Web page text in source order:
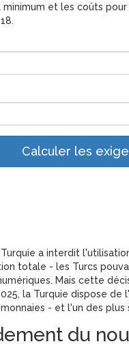
et les coûts
Calculer les
a interdit
totale - les Turcs
Mais cette
la Turquie dispose
- et l'un des
du